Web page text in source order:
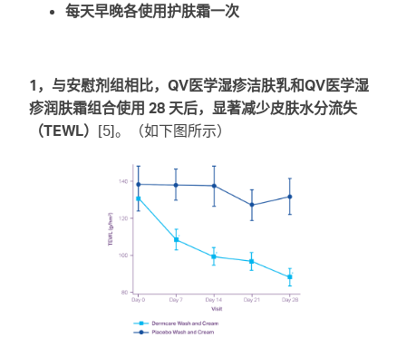
每天早晚各使用护肤霜一次
1，与安慰剂组相比，QV医学湿疹洁肤乳和QV医学湿
疹润肤霜组合使用 28 天后，显著减少皮肤水分流失
（TEWL） [5]。（如下图所示）